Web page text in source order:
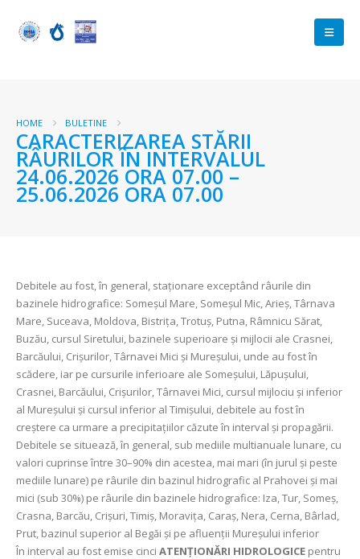
HOME BULETINE
CARACTERIZAREA STĂRII
RÂURILOR ÎN INTERVALUL
24.06.2026 ORA 07.00 –
25.06.2026 ORA 07.00
Debitele au fost, în general, staționare exceptând râurile din
bazinele hidrografice: Someșul Mare, Someșul Mic, Arieș, Târnava
Mare, Suceava, Moldova, Bistriţa, Trotuș, Putna, Râmnicu Sărat,
Buzău, cursul Siretului, bazinele superioare și mijlocii ale Crasnei,
Barcăului, Crișurilor, Târnavei Mici și Mureșului, unde au fost în
scădere, iar pe cursurile inferioare ale Someșului, Lăpușului,
Crasnei, Barcăului, Crișurilor, Târnavei Mici, cursul mijlociu și inferior
al Mureșului și cursul inferior al Timișului, debitele au fost în
creștere ca urmare a precipitațiilor căzute în interval și propagării.
Debitele se situează, în general, sub mediile multianuale lunare, cu
valori cuprinse între 30–90% din acestea, mai mari (în jurul și peste
mediile lunare) pe râurile din bazinul hidrografic al Prahovei și mai
mici (sub 30%) pe râurile din bazinele hidrografice: Iza, Tur, Someș,
Crasna, Barcău, Crișuri, Timiș, Moravița, Caraș, Nera, Cerna, Bârlad,
Prut, bazinul superior al Begăi și pe afluenţii Mureșului inferior
În interval au fost emise cinci ATENȚIONĂRI HIDROLOGICE pentru